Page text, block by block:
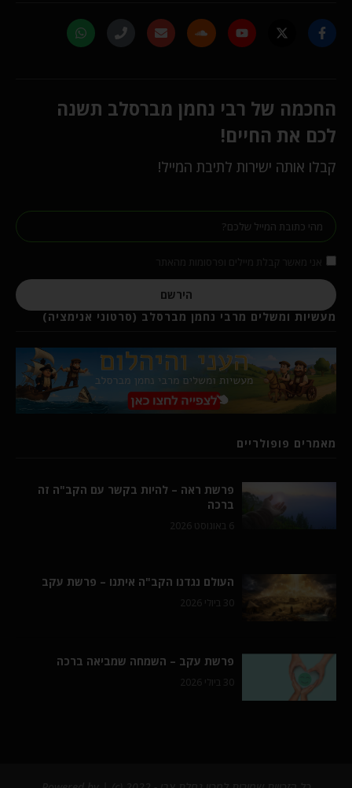
החכמה של רבי נחמן מברסלב תשנה
לכם את החיים!
קבלו אותה ישירות לתיבת המייל!
הירשם
מעשיות ומשלים מרבי נחמן מברסלב (סרטוני אנימציה)
מאמרים פופולריים
פרשת ראה – להיות בקשר עם הקב"ה זה
ברכה
6 באוגוסט 2026
העולם נגדנו הקב"ה איתנו – פרשת עקב
30 ביולי 2026
פרשת עקב – השמחה שמביאה ברכה
30 ביולי 2026